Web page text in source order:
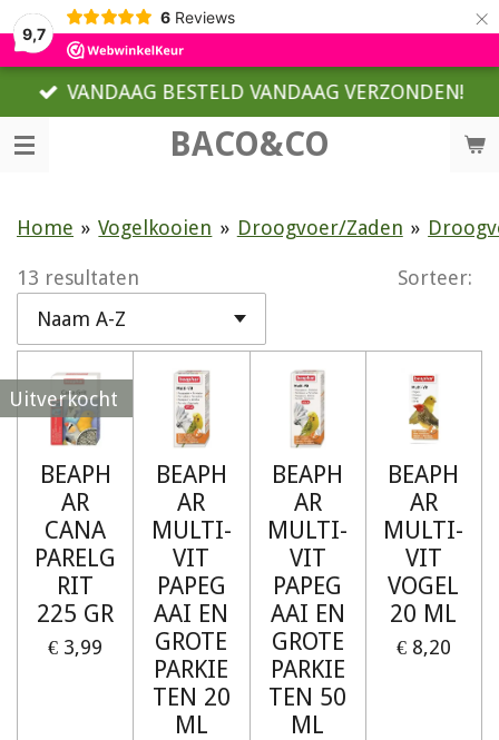
9,7
6 Reviews ×
BACO&CO
VANDAAG BESTELD VANDAAG VERZONDEN!
Home » Vogelkooien » Droogvoer/Zaden »
13 resultaten Sorteer:
Uitverkocht
BEAPH
AR
CANA
PARELG
RIT
225 GR
€ 3,99
BEAPH
AR
MULTI-
VIT
PAPEG
AAI EN
GROTE
PARKIE
TEN 20
ML
BEAPH
AR
MULTI-
VIT
PAPEG
AAI EN
GROTE
PARKIE
TEN 50
ML
BEAPH
AR
MULTI-
VIT
VOGEL
20 ML
€ 8,20